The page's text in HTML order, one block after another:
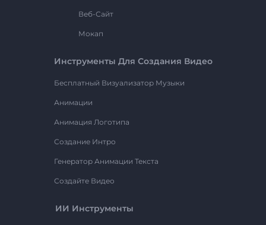
Веб-Сайт
Мокап
Инструменты Для Создания Видео
Бесплатный Визуализатор Музыки
Анимации
Анимация Логотипа
Создание Интро
Генератор Анимации Текста
Создайте Видео
ИИ Инструменты